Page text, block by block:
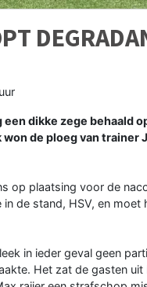
dikke zege behaald
de ploeg van trainer
op plaatsing voor de
de stand, HSV, en
in ieder geval geen
Het zat de gasten